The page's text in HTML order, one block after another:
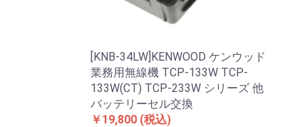
[KNB-34LW]KENWOOD ケンウッド
業務用無線機 TCP-133W TCP-
133W(CT) TCP-233W シリーズ 他
バッテリーセル交換
￥19,800 (税込)